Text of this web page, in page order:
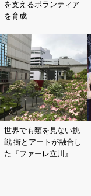
を支えるボランティア
を育成
世界でも類を見ない挑
戦 街とアートが融合し
た『ファーレ立川』